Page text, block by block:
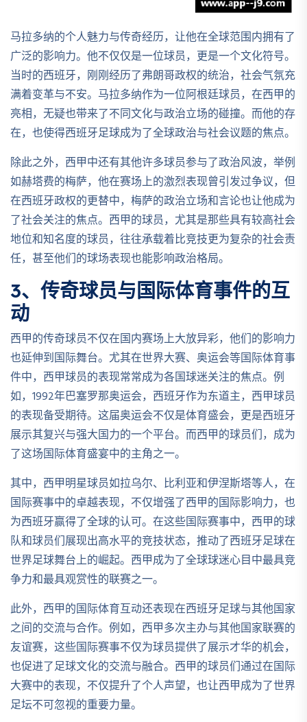
马拉多纳的个人魅力与传奇经历，让他在全球范围内拥有了
广泛的影响力。他不仅仅是一位球员，更是一个文化符号。
当时的西班牙，刚刚经历了弗朗哥政权的统治，社会气氛充
满着变革与不安。马拉多纳作为一位阿根廷球员，在西甲的
亮相，无疑也带来了不同文化与政治立场的碰撞。而他的存
在，也使得西班牙足球成为了全球政治与社会议题的焦点。
除此之外，西甲中还有其他许多球员参与了政治风波，举例
如赫塔费的梅萨，他在赛场上的激烈表现曾引发过争议，但
在西班牙政权的更替中，梅萨的政治立场和言论也让他成为
了社会关注的焦点。西甲的球员，尤其是那些具有较高社会
地位和知名度的球员，往往承载着比竞技更为复杂的社会责
任，甚至他们的球场表现也能影响政治格局。
3、传奇球员与国际体育事件的互
动
西甲的传奇球员不仅在国内赛场上大放异彩，他们的影响力
也延伸到国际舞台。尤其在世界大赛、奥运会等国际体育事
件中，西甲球员的表现常常成为各国球迷关注的焦点。例
如，1992年巴塞罗那奥运会，西班牙作为东道主，西甲球员
的表现备受期待。这届奥运会不仅是体育盛会，更是西班牙
展示其复兴与强大国力的一个平台。而西甲的球员们，成为
了这场国际体育盛宴中的主角之一。
其中，西甲明星球员如拉乌尔、比利亚和伊涅斯塔等人，在
国际赛事中的卓越表现，不仅增强了西甲的国际影响力，也
为西班牙赢得了全球的认可。在这些国际赛事中，西甲的球
队和球员们展现出高水平的竞技状态，推动了西班牙足球在
世界足球舞台上的崛起。西甲成为了全球球迷心目中最具竞
争力和最具观赏性的联赛之一。
此外，西甲的国际体育互动还表现在西班牙足球与其他国家
之间的交流与合作。例如，西甲多次主办与其他国家联赛的
友谊赛，这些国际赛事不仅为球员提供了展示才华的机会，
也促进了足球文化的交流与融合。西甲的球员们通过在国际
大赛中的表现，不仅提升了个人声望，也让西甲成为了世界
足坛不可忽视的重要力量。